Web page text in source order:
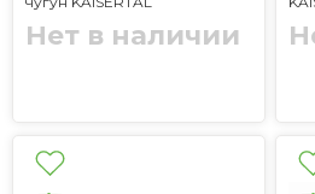
Нет в наличии